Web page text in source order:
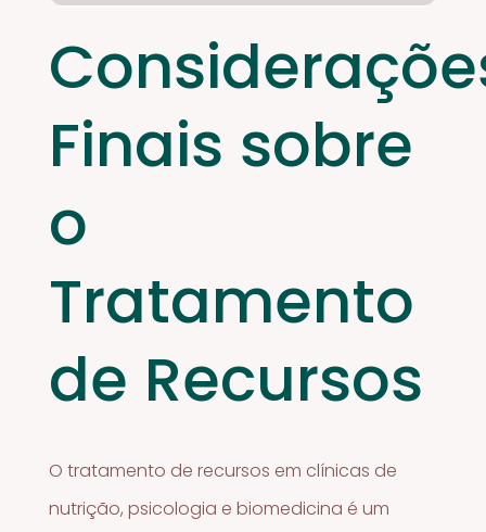
Finais sobre
o
Tratamento
de Recursos
O tratamento de recursos em clínicas de
nutrição, psicologia e biomedicina é um